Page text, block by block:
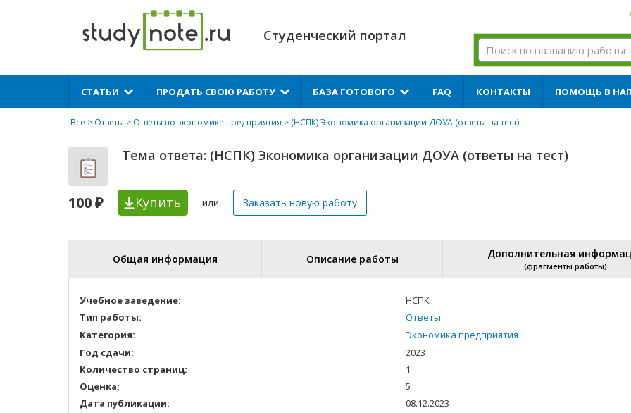
Студенческий портал
СТАТЬИ ПРОДАТЬ СВОЮ РАБОТУ БАЗА ГОТОВОГО FAQ КОНТАКТЫ ПОМОЩЬ В
Все > Ответы > Ответы по экономике предприятия > (НСПК) Экономика организации ДОУА (ответы на тест)
Тема ответа: (НСПК) Экономика организации ДОУА (ответы на тест)
100 ₽ Купить или Заказать новую работу
Общая информация Описание работы Дополнительная
(фрагменты работы)
Учебное заведение:
НСПК
Тип работы:
Ответы
Категория:
Экономика предприятия
Год сдачи:
2023
Количество страниц:
1
Оценка:
5
Дата публикации:
08.12.2023